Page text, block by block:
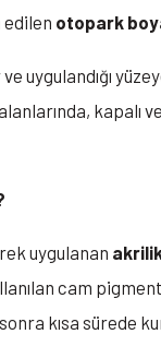
edilen otopark
uygulandığı
uygulanan
cam
kısa sürede